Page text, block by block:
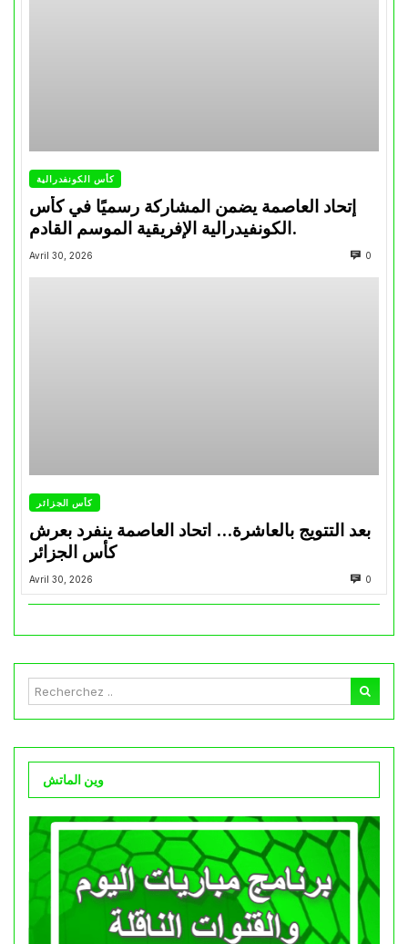
كأس الكونفدرالية
إتحاد العاصمة يضمن المشاركة رسميًا في كأس
الكونفيدرالية الإفريقية الموسم القادم.
Avril 30, 2026 0
كأس الجزائر
بعد التتويج بالعاشرة… اتحاد العاصمة ينفرد بعرش
كأس الجزائر
Avril 30, 2026 0
وين الماتش